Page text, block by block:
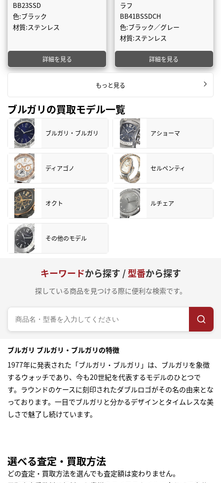
BB23SSD
色:ブラック
材質:ステンレス
詳細を見る
ラフ
BB41BSSDCH
色:ブラック／グレー
材質:ステンレス
詳細を見る
もっと見る
ブルガリの買取モデル一覧
ブルガリ・ブルガリ アショーマ
ディアゴノ セルペンティ
オクト ルチェア
その他のモデル
キーワードから探す /型番から探す
探している商品を見つける際に便利な検索です。
ブルガリ ブルガリ・ブルガリの特徴
1977年に発表された「ブルガリ・ブルガリ」は、ブルガリを象徴
するウォッチであり、今も20世紀を代表するモデルのひとつで
す。ラウンドのケースに刻印されたダブルロゴがその名の由来とな
っております。一目でブルガリと分かるデザインとタイムレスな美
しさで魅了し続けています。
選べる査定・買取方法
どの査定・買取方法を選んでも査定額は変わりません。